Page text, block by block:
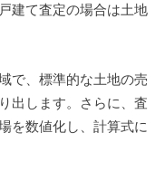
建て査定の場合は土地
で、標準的な土地の売
出します。さらに、査
を数値化し、計算式に